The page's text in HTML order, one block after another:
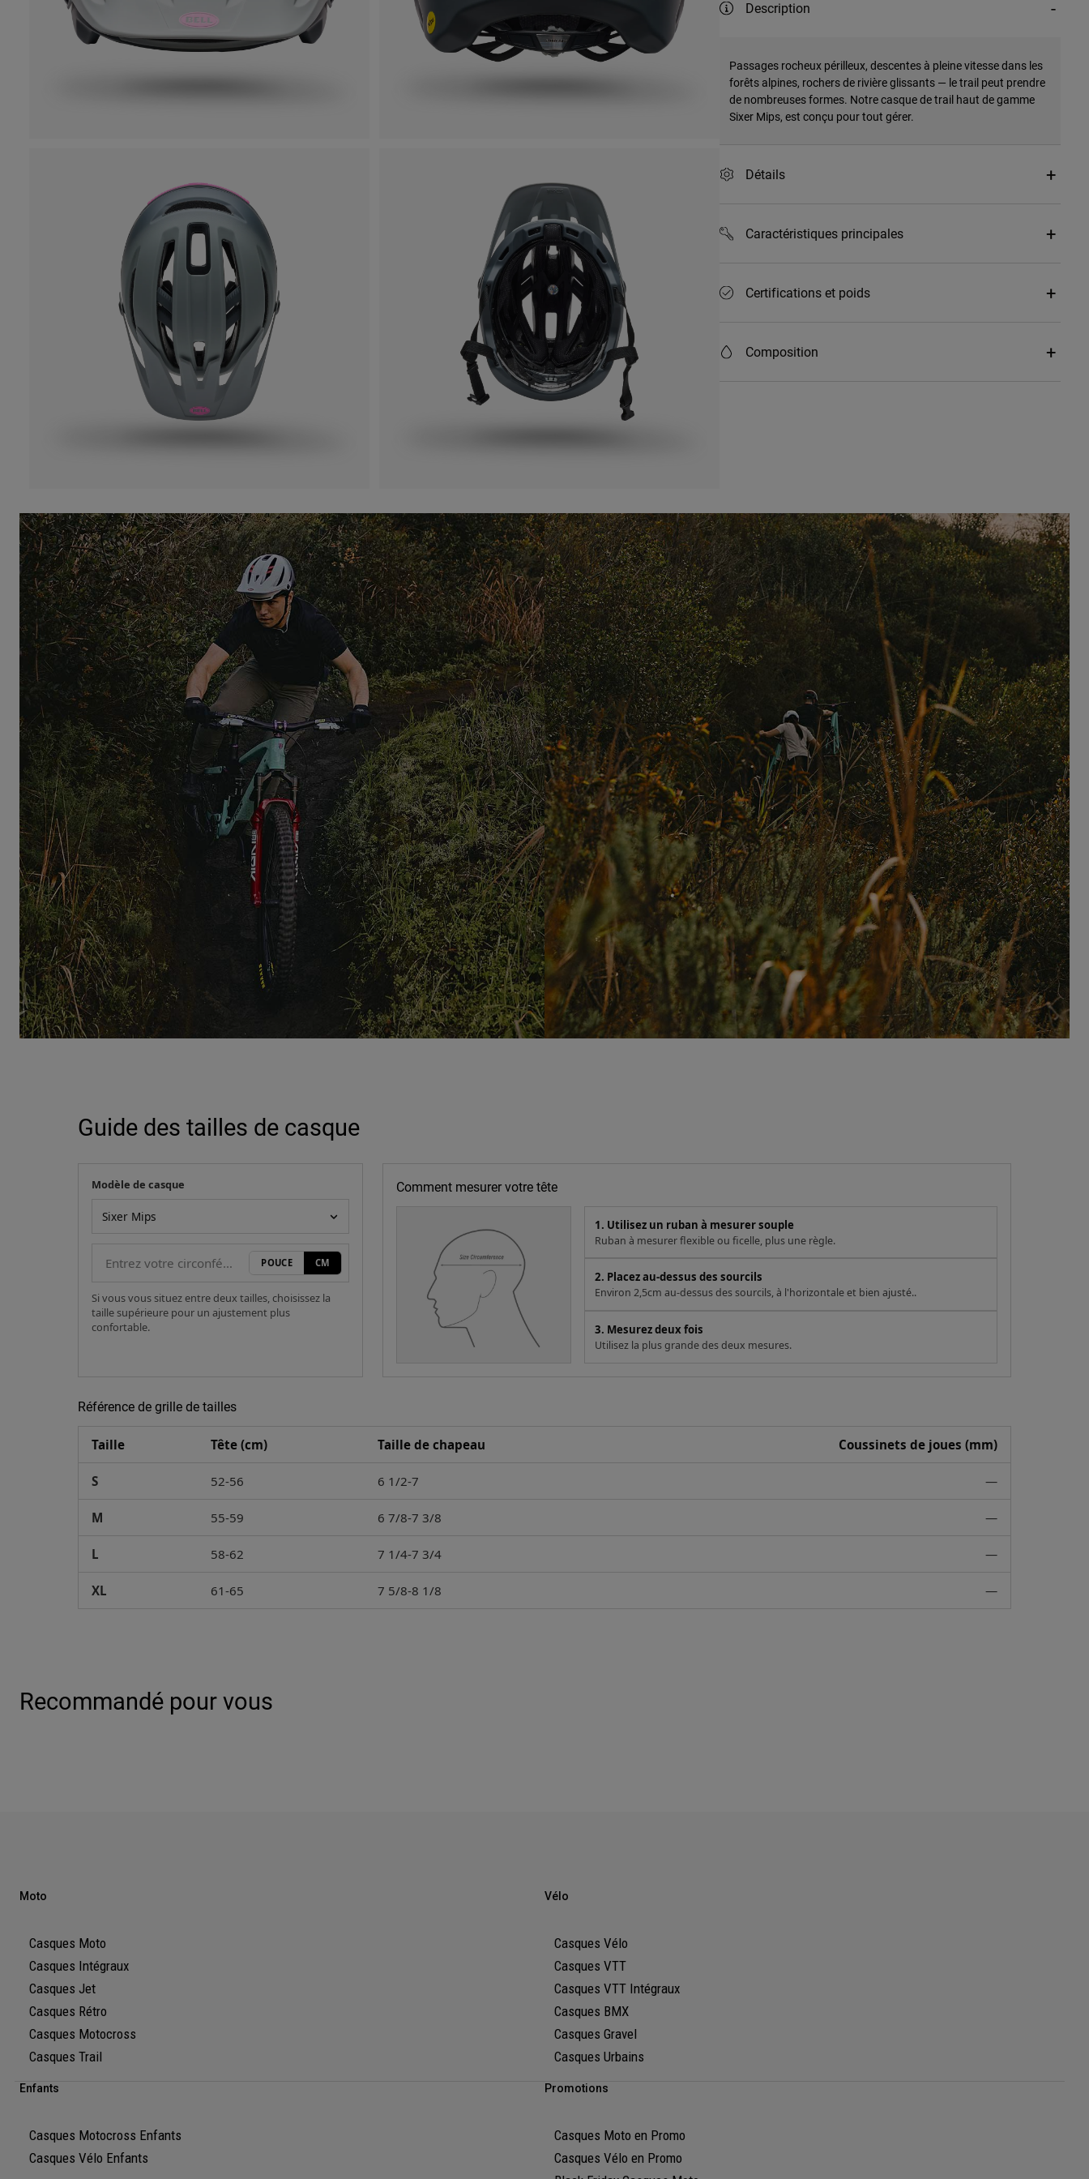
Description
Passages rocheux périlleux, descentes à pleine vitesse dans les
forêts alpines, rochers de rivière glissants — le trail peut prendre
de nombreuses formes. Notre casque de trail haut de gamme
Sixer Mips, est conçu pour tout gérer.
Détails
Caractéristiques principales
Certifications et poids
Composition
Guide des tailles de casque
Comment mesurer votre tête
1. Utilisez un ruban à mesurer souple
Ruban à mesurer flexible ou ficelle, plus une règle.
2. Placez au-dessus des sourcils
Environ 2,5cm au-dessus des sourcils, à l'horizontale et bien ajusté..
3. Mesurez deux fois
Utilisez la plus grande des deux mesures.
Votre mesure
Modèle de casque
POUCE CM
Si vous vous situez entre deux tailles, choisissez la
taille supérieure pour un ajustement plus
confortable.
Référence de grille de tailles
Taille Tête (cm) Taille de chapeau Coussinets de joues (mm)
S 52-56 6 1/2-7 —
M 55-59 6 7/8-7 3/8 —
L 58-62 7 1/4-7 3/4 —
XL 61-65 7 5/8-8 1/8 —
Recommandé pour vous
Moto
Casques Moto
Casques Intégraux
Casques Jet
Casques Rétro
Casques Motocross
Casques Trail
Vélo
Casques Vélo
Casques VTT
Casques VTT Intégraux
Casques BMX
Casques Gravel
Casques Urbains
Enfants
Casques Motocross Enfants
Casques Vélo Enfants
Promotions
Casques Moto en Promo
Casques Vélo en Promo